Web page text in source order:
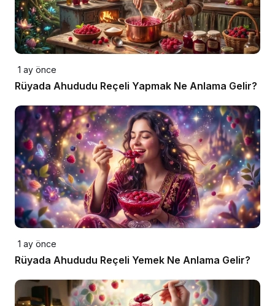
1 ay önce
Rüyada Ahududu Reçeli Yapmak Ne Anlama Gelir?
1 ay önce
Rüyada Ahududu Reçeli Yemek Ne Anlama Gelir?